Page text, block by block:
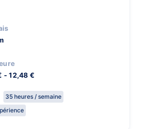
- 12,48 €
35 heures / semaine